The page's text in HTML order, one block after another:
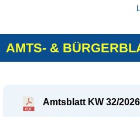
AMTS- &
Amtsblatt KW 32/2026